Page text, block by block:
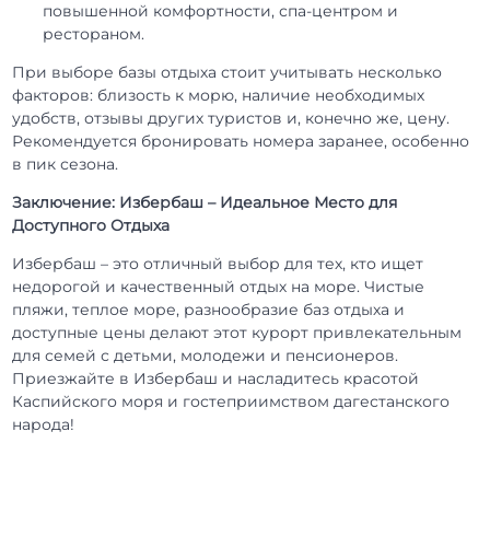
повышенной комфортности, спа-центром и
рестораном.
При выборе базы отдыха стоит учитывать несколько
факторов: близость к морю, наличие необходимых
удобств, отзывы других туристов и, конечно же, цену.
Рекомендуется бронировать номера заранее, особенно
в пик сезона.
Заключение: Избербаш – Идеальное Место для
Доступного Отдыха
Избербаш – это отличный выбор для тех, кто ищет
недорогой и качественный отдых на море. Чистые
пляжи, теплое море, разнообразие баз отдыха и
доступные цены делают этот курорт привлекательным
для семей с детьми, молодежи и пенсионеров.
Приезжайте в Избербаш и насладитесь красотой
Каспийского моря и гостеприимством дагестанского
народа!